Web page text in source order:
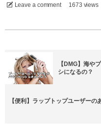
Leave a comment 1673 views
【DMG】海や
シになるの？
【便利】ラップトップユーザー